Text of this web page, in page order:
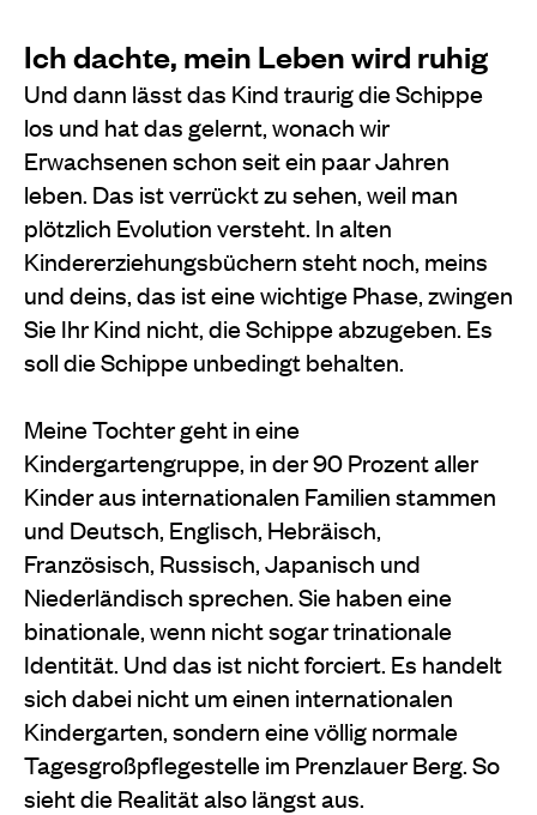
Ich dachte, mein Leben wird ruhig
Und dann lässt das Kind traurig die Schippe
los und hat das gelernt, wonach wir
Erwachsenen schon seit ein paar Jahren
leben. Das ist verrückt zu sehen, weil man
plötzlich Evolution versteht. In alten
Kindererziehungsbüchern steht noch, meins
und deins, das ist eine wichtige Phase, zwingen
Sie Ihr Kind nicht, die Schippe abzugeben. Es
soll die Schippe unbedingt behalten.
Meine Tochter geht in eine
Kindergartengruppe, in der 90 Prozent aller
Kinder aus internationalen Familien stammen
und Deutsch, Englisch, Hebräisch,
Französisch, Russisch, Japanisch und
Niederländisch sprechen. Sie haben eine
binationale, wenn nicht sogar trinationale
Identität. Und das ist nicht forciert. Es handelt
sich dabei nicht um einen internationalen
Kindergarten, sondern eine völlig normale
Tagesgroßpflegestelle im Prenzlauer Berg. So
sieht die Realität also längst aus.